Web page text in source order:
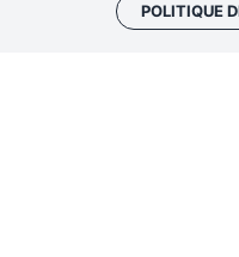
POLITIQUE